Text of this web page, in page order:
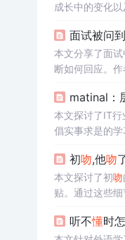
成长中的变化以
面试被问
本文分享了面
断如何回应。
matinal：
本文探讨了IT行
倡实事求是的
初吻,他吻
本文探讨了初吻
贴。通过这些
听不懂时